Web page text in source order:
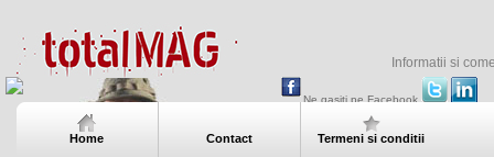
Informatii si
Ne gasiti pe Facebook
Home Contact Termeni si conditii